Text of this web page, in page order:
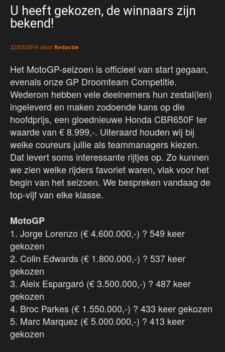
U heeft gekozen, de winnaars zijn
bekend!
22/03/2014 door Redactie
Het MotoGP-seizoen is officieel van start gegaan,
evenals onze GP Droomteam Competitie.
Wederom hebben vele deelnemers hun zestal(len)
ingeleverd en maken zodoende kans op die
hoofdprijs, een gloednieuwe Honda CBR650F ter
waarde van € 8.999,-. Uiteraard houden wij bij
welke coureurs jullie als teammanagers kiezen.
Dat levert soms interessante rijtjes op. Zo kunnen
we zien welke rijders favoriet waren, vlak voor het
begin van het seizoen. We bespreken vandaag de
top-vijf van elke klasse.
MotoGP
1. Jorge Lorenzo (€ 4.600.000,-) ? 549 keer
gekozen
2. Colin Edwards (€ 1.800.000,-) ? 537 keer
gekozen
3. Aleix Espargaró (€ 3.500.000,-) ? 487 keer
gekozen
4. Broc Parkes (€ 1.550.000,-) ? 433 keer gekozen
5. Marc Marquez (€ 5.000.000,-) ? 413 keer
gekozen